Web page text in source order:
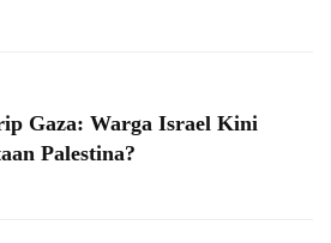
Gaza: Warga Israel Kini
Palestina?